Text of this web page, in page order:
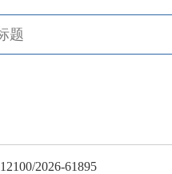
2026-61895